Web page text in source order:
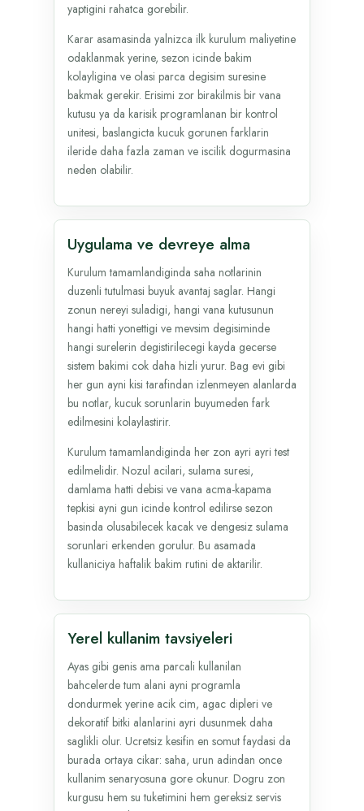
yaptigini rahatca gorebilir.
Karar asamasinda yalnizca ilk kurulum maliyetine
odaklanmak yerine, sezon icinde bakim
kolayligina ve olasi parca degisim suresine
bakmak gerekir. Erisimi zor birakilmis bir vana
kutusu ya da karisik programlanan bir kontrol
unitesi, baslangicta kucuk gorunen farklarin
ileride daha fazla zaman ve iscilik dogurmasina
neden olabilir.
Uygulama ve devreye alma
Kurulum tamamlandiginda saha notlarinin
duzenli tutulmasi buyuk avantaj saglar. Hangi
zonun nereyi suladigi, hangi vana kutusunun
hangi hatti yonettigi ve mevsim degisiminde
hangi surelerin degistirilecegi kayda gecerse
sistem bakimi cok daha hizli yurur. Bag evi gibi
her gun ayni kisi tarafindan izlenmeyen alanlarda
bu notlar, kucuk sorunlarin buyumeden fark
edilmesini kolaylastirir.
Kurulum tamamlandiginda her zon ayri ayri test
edilmelidir. Nozul acilari, sulama suresi,
damlama hatti debisi ve vana acma-kapama
tepkisi ayni gun icinde kontrol edilirse sezon
basinda olusabilecek kacak ve dengesiz sulama
sorunlari erkenden gorulur. Bu asamada
kullaniciya haftalik bakim rutini de aktarilir.
Yerel kullanim tavsiyeleri
Ayas gibi genis ama parcali kullanilan
bahcelerde tum alani ayni programla
dondurmek yerine acik cim, agac dipleri ve
dekoratif bitki alanlarini ayri dusunmek daha
saglikli olur. Ucretsiz kesifin en somut faydasi da
burada ortaya cikar: saha, urun adindan once
kullanim senaryosuna gore okunur. Dogru zon
kurgusu hem su tuketimini hem gereksiz servis